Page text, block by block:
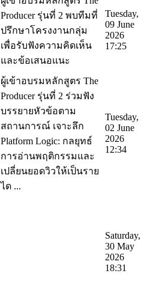
Producer รุ่นที่ 2 พบทีมที่
ปรึกษาโครงงานกลุ่ม
เพื่อรับฟังความคิดเห็น
และข้อเสนอแนะ
Tuesday,
09 June
2026
17:25
ผู้เข้าอบรมหลักสูตร The
Producer รุ่นที่ 2 ร่วมฟัง
บรรยายหัวข้อตาม
สถานการณ์ เจาะลึก
Platform Logic: กลยุทธ์
การอ่านพฤติกรรมและ
เปลี่ยนยอดวิวให้เป็นราย
ได ...
Tuesday,
02 June
2026
12:34
Saturday,
30 May
2026
18:31